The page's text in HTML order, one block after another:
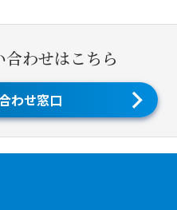
わせはこちら
わせ窓口